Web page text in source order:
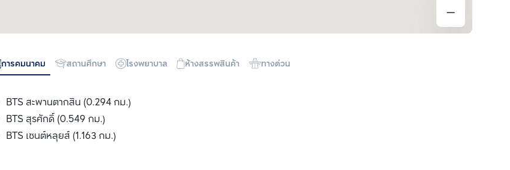
การคมนาคม สถานศึกษา โรงพยาบาล ห้างสรรพสินค้า ทางด่วน
BTS สะพานตากสิน (0.294 กม.)
BTS สุรศักดิ์ (0.549 กม.)
BTS เซนต์หลุยส์ (1.163 กม.)